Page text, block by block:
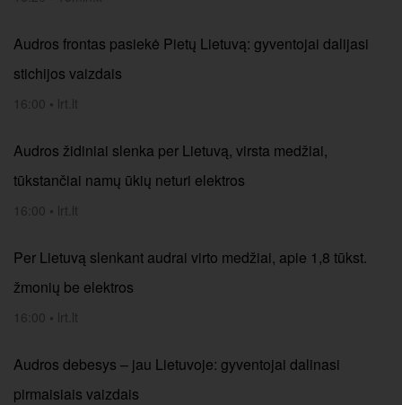
Audros frontas pasiekė Pietų Lietuvą: gyventojai dalijasi
stichijos vaizdais
16:00 • lrt.lt
Audros židiniai slenka per Lietuvą, virsta medžiai,
tūkstančiai namų ūkių neturi elektros
16:00 • lrt.lt
Per Lietuvą slenkant audrai virto medžiai, apie 1,8 tūkst.
žmonių be elektros
16:00 • lrt.lt
Audros debesys – jau Lietuvoje: gyventojai dalinasi
pirmaisiais vaizdais